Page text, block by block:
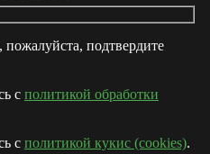
пожалуйста, подтвердите
с политикой обработки
с политикой кукис (cookies).